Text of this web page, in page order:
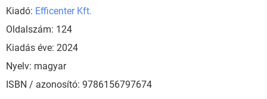
Kiadó: Efficenter Kft.
Oldalszám: 124
Kiadás éve: 2024
Nyelv: magyar
ISBN / azonosító: 9786156797674